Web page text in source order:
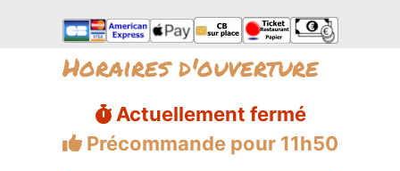
Horaires d'ouverture
Actuellement fermé
Précommande pour 11h50